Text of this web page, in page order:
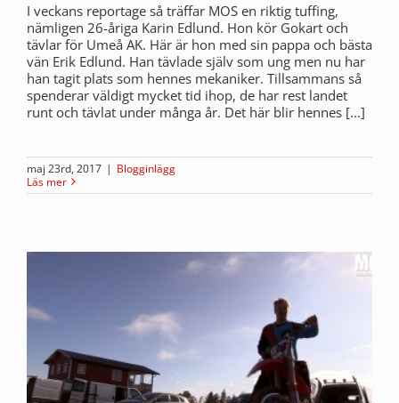
I veckans reportage så träffar MOS en riktig tuffing,
nämligen 26-åriga Karin Edlund. Hon kör Gokart och
tävlar för Umeå AK. Här är hon med sin pappa och bästa
vän Erik Edlund. Han tävlade själv som ung men nu har
han tagit plats som hennes mekaniker. Tillsammans så
spenderar väldigt mycket tid ihop, de har rest landet
runt och tävlat under många år. Det här blir hennes [...]
maj 23rd, 2017 | Blogginlägg
Läs mer